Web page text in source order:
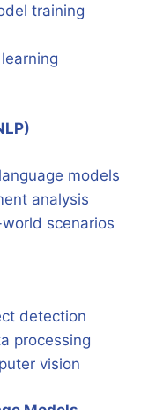
training
models
analysis
scenarios
detection
processing
vision